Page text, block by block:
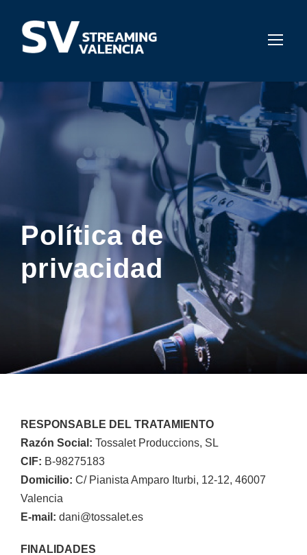
Política de
privacidad
RESPONSABLE DEL TRATAMIENTO
Razón Social: Tossalet Produccions, SL
CIF: B-98275183
Domicilio: C/ Pianista Amparo Iturbi, 12-12, 46007
Valencia
E-mail: dani@tossalet.es
FINALIDADES